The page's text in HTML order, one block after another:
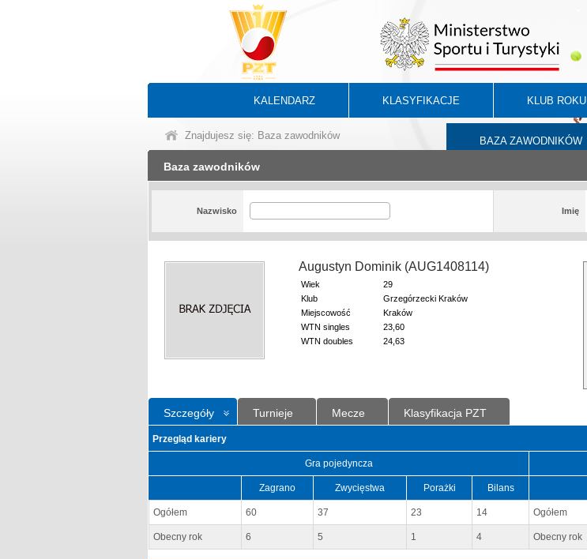
KALENDARZ KLASYFIKACJE KLUB ROKU
BAZA ZAWODNIKÓW
Znajdujesz się: Baza zawodników
Baza zawodników
Nazwisko Imię
Augustyn Dominik (AUG1408114)
Wiek
29
Klub
Grzegórzecki Kraków
Miejscowość
Kraków
WTN singles
23,60
WTN doubles
24,63
Szczegóły Turnieje Mecze Klasyfikacja PZT
Przegląd kariery
Gra pojedyncza
Zagrano Zwycięstwa Porażki Bilans
Ogółem 60 37 23 14 Ogółem
Obecny rok 6 5 1 4 Obecny rok